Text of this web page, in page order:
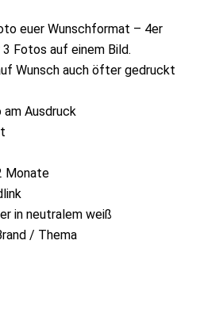
euer Wunschformat – 4er
Fotos auf einem Bild.
Wunsch auch öfter gedruckt
am Ausdruck
Monate
in neutralem weiß
/ Thema